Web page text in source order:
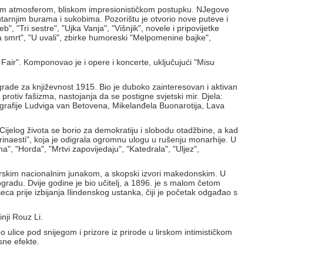
atmosferom, bliskom impresionističkom postupku. NJegove
burama i sukobima. Pozorištu je otvorio nove puteve i
"Tri sestre", "Ujka Vanja", "Višnjik", novele i pripovijetke
"U uvali", zbirke humoreski "Melpomenine bajke",
Komponovao je i opere i koncerte, uključujući "Misu
za književnost 1915. Bio je duboko zainteresovan i aktivan
fašizma, nastojanja da se postigne svjetski mir. Djela:
Ludviga van Betovena, Mikelanđela Buonarotija, Lava
života se borio za demokratiju i slobodu otadžbine, a kad
koja je odigrala ogromnu ulogu u rušenju monarhije. U
"Horda", "Mrtvi zapovijedaju", "Katedrala", "Uljez",
nacionalnim junakom, a skopski izvori makedonskim. U
Dvije godine je bio učitelj, a 1896. je s malom četom
prije izbijanja Ilindenskog ustanka, čiji je početak odgađao s
Rouz Li.
ulice pod snijegom i prizore iz prirode u lirskom intimističkom
efekte.